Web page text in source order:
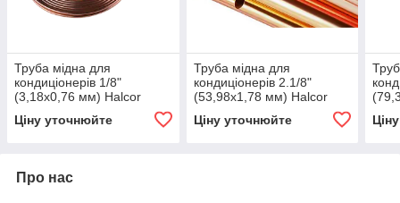
Труба мідна для
кондиціонерів 1/8"
(3,18х0,76 мм) Halcor
Ціну уточнюйте
Труба мідна для
кондиціонерів 2.1/8"
(53,98х1,78 мм) Halcor
Ціну уточнюйте
Про нас